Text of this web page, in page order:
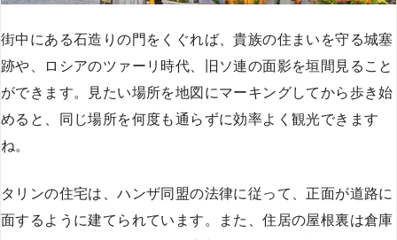
街中にある石造りの門をくぐれば、貴族の住まいを守る城塞
跡や、ロシアのツァーリ時代、旧ソ連の面影を垣間見ること
ができます。見たい場所を地図にマーキングしてから歩き始
めると、同じ場所を何度も通らずに効率よく観光できます
ね。
タリンの住宅は、ハンザ同盟の法律に従って、正面が道路に
面するように建てられています。また、住居の屋根裏は倉庫